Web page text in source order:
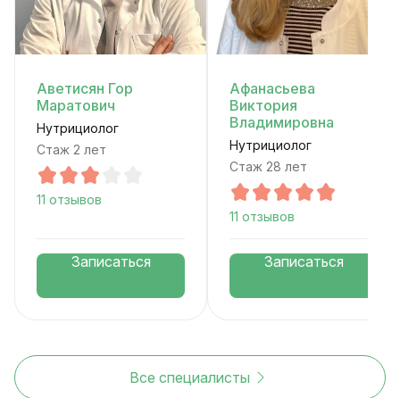
Аветисян Гор
Маратович
Нутрициолог
Стаж 2 лет
11 отзывов
Записаться
Афанасьева
Виктория
Владимировна
Нутрициолог
Стаж 28 лет
11 отзывов
Записаться
Все специалисты